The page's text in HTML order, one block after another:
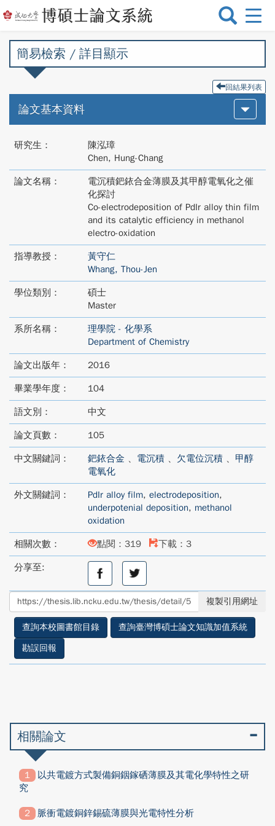
選
切
簡易檢索 / 詳目顯示
回結果列表
論文基本資料
研究生：
陳泓璋
Chen, Hung-Chang
論文名稱：
電沉積鈀銥合金薄膜及其甲醇電氧化之催
化探討
Co-electrodeposition of PdIr alloy thin film
and its catalytic efficiency in methanol
electro-oxidation
指導教授：
黃守仁
Whang, Thou-Jen
學位類別：
碩士
Master
系所名稱：
理學院 - 化學系
Department of Chemistry
論文出版年： 2016
畢業學年度： 104
語文別： 中文
論文頁數： 105
中文關鍵詞： 鈀銥合金 、 電沉積 、 欠電位沉積 、 甲醇
電氧化
外文關鍵詞： PdIr alloy film, electrodeposition,
underpotenial deposition, methanol
oxidation
相關次數： 點閱：319 下載：3
分享至:
分
至
facebook
分
享
至
twitter
複製引用網址
查詢本校圖書館目錄
查詢臺灣博碩士論文知識加值系統
勘誤回報
相關論文
以共電鍍方式製備銅銦鎵硒薄膜及其電化學特性之研
究
脈衝電鍍銅鋅錫硫薄膜與光電特性分析